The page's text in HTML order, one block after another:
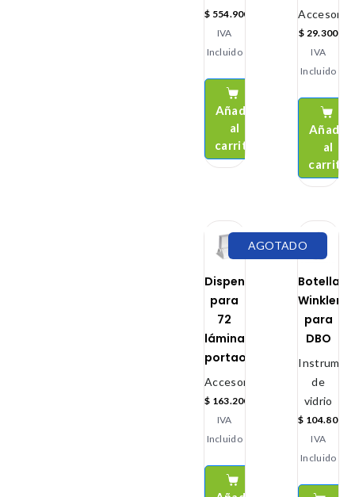
$ 554.900
IVA
Incluido
Añadir
al
carrito
$ 29.300
IVA
Incluido
Añadir
al
carrito
Dispensador
para
72
láminas
portaobjeto
Accesorios
$ 163.200
IVA
Incluido
AGOTADO
Botella
Winkler
para
DBO
de
vidrio
$ 104.800
IVA
Incluido